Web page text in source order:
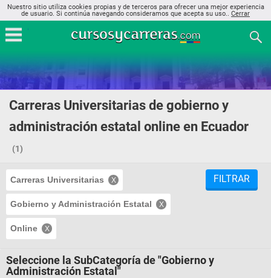
Nuestro sitio utiliza cookies propias y de terceros para ofrecer una mejor experiencia
de usuario. Si continúa navegando consideramos que acepta su uso.. Cerrar
Carreras Universitarias de gobierno y
administración estatal online en Ecuador
(1)
Carreras Universitarias
Gobierno y Administración Estatal
Online
FILTRAR
Seleccione la SubCategoría de "Gobierno y
Administración Estatal"